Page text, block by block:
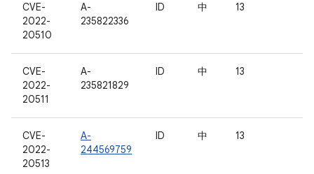
CVE-
2022-
20510
A-
235822336
ID 中 13
CVE-
2022-
20511
A-
235821829
ID 中 13
CVE-
2022-
20513
A-
244569759
ID 中 13